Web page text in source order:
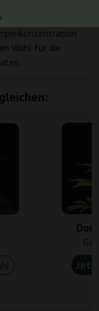
wobei die Ernte
ist. Ihre
Wahl für die